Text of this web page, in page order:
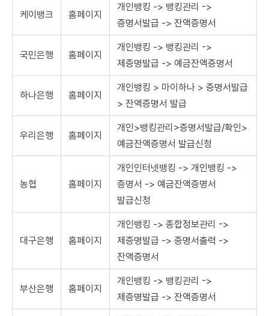
케이뱅크 홈페이지
개인뱅킹 -> 뱅킹관리 ->
증명서발급 -> 잔액증명서
국민은행 홈페이지
개인뱅킹 -> 뱅킹관리 ->
제증명발급 -> 예금잔액증명서
하나은행 홈페이지
개인뱅킹 > 마이하나 > 증명서발급
> 잔액증명서 발급
우리은행 홈페이지
개인>뱅킹관리>증명서발급/확인>
예금잔액증명서 발급신청
농협 홈페이지
개인인터넷뱅킹 -> 개인뱅킹 ->
증명서 -> 예금잔액증명서
발급신청
대구은행 홈페이지
개인뱅킹 -> 종합정보관리 ->
제증명발급 -> 증명서출력 ->
잔액증명서
부산은행 홈페이지
개인뱅킹 -> 뱅킹관리 ->
제증명발급 -> 잔액증명서